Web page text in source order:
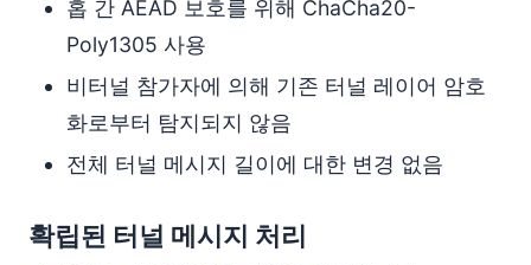
홉 간 AEAD 보호를 위해 ChaCha20-
Poly1305 사용
비터널 참가자에 의해 기존 터널 레이어 암호
화로부터 탐지되지 않음
전체 터널 메시지 길이에 대한 변경 없음
확립된 터널 메시지 처리